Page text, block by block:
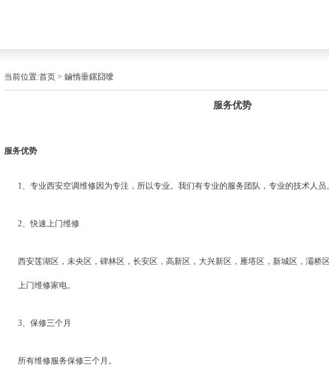
当前位置:首页 > 鏀惰垂鏍囧噯
服务优势
服务优势
1、专业西安空调维修因为专注，所以专业。我们有专业的服务团队，专业的技术人员。
2、快速上门维修
西安莲湖区，未央区，碑林区，长安区，高新区，大兴新区，雁塔区，新城区，灞桥
上门维修家电。
3、保修三个月
所有维修服务保修三个月。